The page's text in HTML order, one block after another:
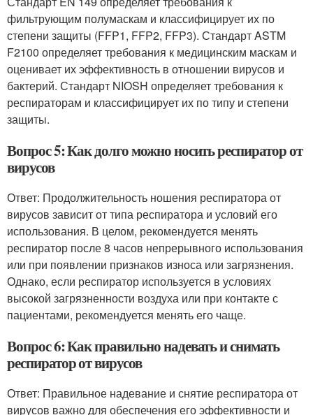
фильтрующим полумаскам и классифицирует их по
степени защиты (FFP1, FFP2, FFP3). Стандарт ASTM
F2100 определяет требования к медицинским маскам и
оценивает их эффективность в отношении вирусов и
бактерий. Стандарт NIOSH определяет требования к
респираторам и классифицирует их по типу и степени
защиты.
Вопрос 5: Как долго можно носить респиратор от
вирусов
Ответ: Продолжительность ношения респиратора от
вирусов зависит от типа респиратора и условий его
использования. В целом, рекомендуется менять
респиратор после 8 часов непрерывного использования
или при появлении признаков износа или загрязнения.
Однако, если респиратор используется в условиях
высокой загрязненности воздуха или при контакте с
пациентами, рекомендуется менять его чаще.
Вопрос 6: Как правильно надевать и снимать
респиратор от вирусов
Ответ: Правильное надевание и снятие респиратора от
вирусов важно для обеспечения его эффективности и